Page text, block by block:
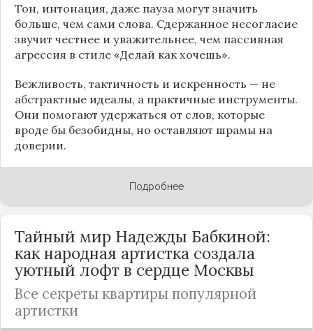
Тон, интонация, даже пауза могут значить
больше, чем сами слова. Сдержанное несогласие
звучит честнее и уважительнее, чем пассивная
агрессия в стиле «Делай как хочешь».
Вежливость, тактичность и искренность — не
абстрактные идеалы, а практичные инструменты.
Они помогают удержаться от слов, которые
вроде бы безобидны, но оставляют шрамы на
доверии.
Подробнее
Тайный мир Надежды Бабкиной:
как народная артистка создала
уютный лофт в сердце Москвы
Все секреты квартиры популярной
артистки